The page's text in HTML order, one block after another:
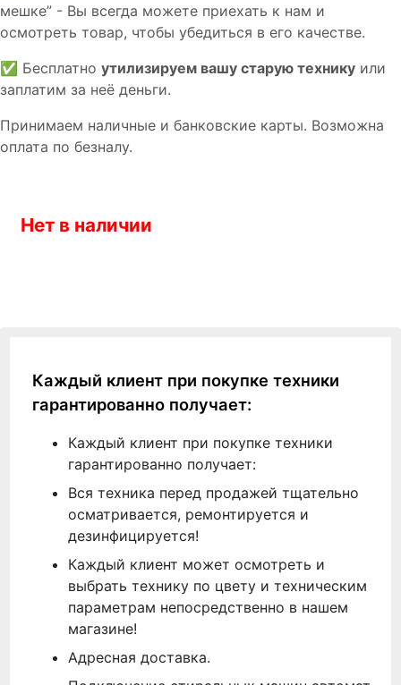
мешке” - Вы всегда можете приехать к нам и
осмотреть товар, чтобы убедиться в его качестве.
✅ Бесплатно утилизируем вашу старую технику или
заплатим за неё деньги.
Принимаем наличные и банковские карты. Возможна
оплата по безналу.
Нет в наличии
Каждый клиент при покупке техники
гарантированно получает:
Каждый клиент при покупке техники
гарантированно получает:
Вся техника перед продажей тщательно
осматривается, ремонтируется и
дезинфицируется!
Каждый клиент может осмотреть и
выбрать технику по цвету и техническим
параметрам непосредственно в нашем
магазине!
Адресная доставка.